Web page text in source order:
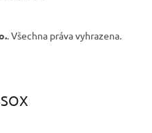
. Všechna práva vyhrazena.